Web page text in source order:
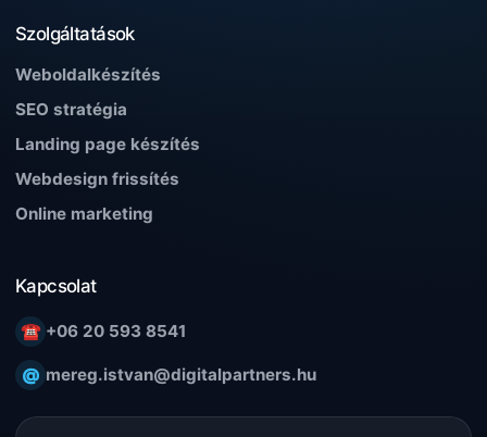
Szolgáltatások
Weboldalkészítés
SEO stratégia
Landing page készítés
Webdesign frissítés
Online marketing
Kapcsolat
☎ +06 20 593 8541
@ mereg.istvan@digitalpartners.hu